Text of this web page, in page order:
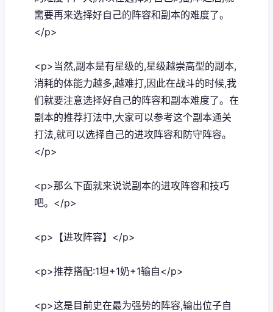
需要再来选择好自己的阵容和副本的难度了。
</p>
<p>当然,副本是有星级的,星级越崇高型的副本,
消耗的体能力越多,越难打,因此在战斗的时候,我
们就要注意选择好自己的阵容和副本难度了。在
副本的推荐打法中,大家可以参考这个副本通关
打法,就可以选择自己的进攻阵容和防守阵容。
</p>
<p>那么下面就来说说副本的进攻阵容和技巧
吧。</p>
<p>【进攻阵容】</p>
<p>推荐搭配:1坦+1奶+1输自</p>
<p>这是目前史在最为强势的阵容,输出位子自